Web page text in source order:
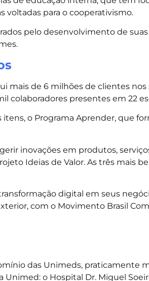
para o cooperativismo.
pelo desenvolvimento de
mais de 6 milhões de clientes
colaboradores presentes em 22
o Programa Aprender, que
inovações em produtos,
Ideias de Valor. As três mais
digital em seus
com o Movimento Brasil
das Unimeds, praticamente
Unimed: o Hospital Dr. Miguel